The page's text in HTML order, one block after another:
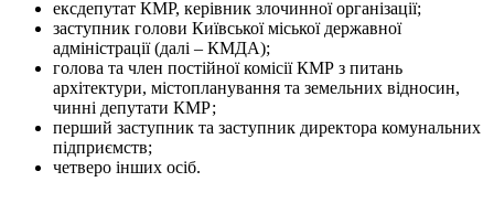
ексдепутат КМР, керівник злочинної організації;
заступник голови Київської міської державної
адміністрації (далі – КМДА);
голова та член постійної комісії КМР з питань
архітектури, містопланування та земельних відносин,
чинні депутати КМР;
перший заступник та заступник директора комунальних
підприємств;
четверо інших осіб.